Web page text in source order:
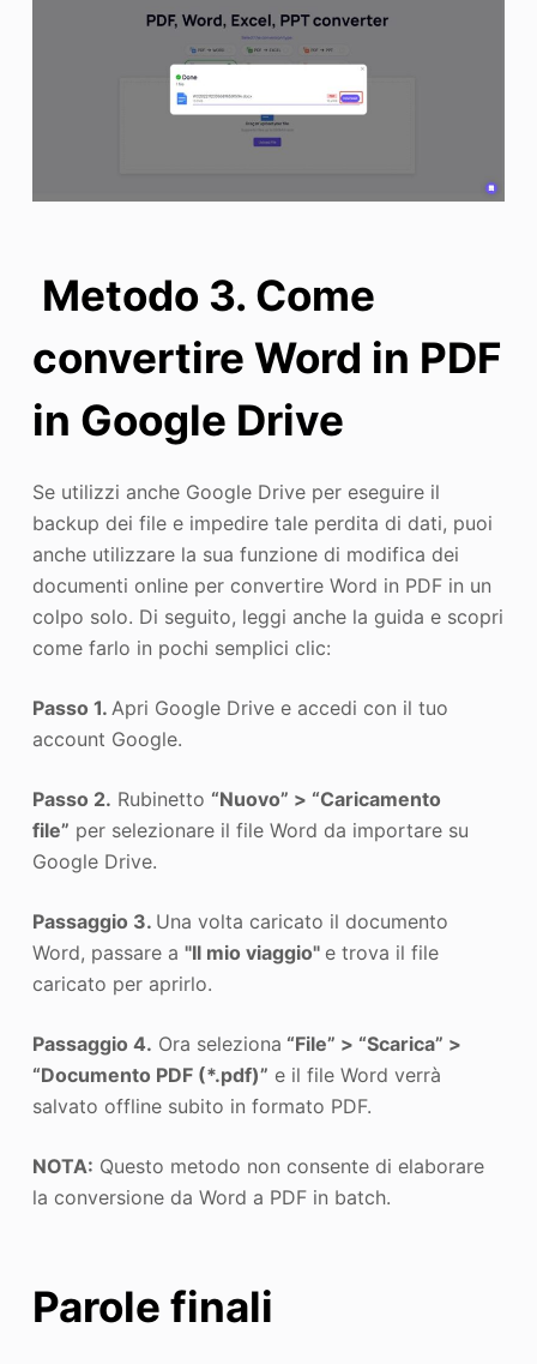
Metodo 3. Come
convertire Word in PDF
in Google Drive
Se utilizzi anche Google Drive per eseguire il
backup dei file e impedire tale perdita di dati, puoi
anche utilizzare la sua funzione di modifica dei
documenti online per convertire Word in PDF in un
colpo solo. Di seguito, leggi anche la guida e scopri
come farlo in pochi semplici clic:
Passo 1. Apri Google Drive e accedi con il tuo
account Google.
Passo 2. Rubinetto “Nuovo” > “Caricamento
file” per selezionare il file Word da importare su
Google Drive.
Passaggio 3. Una volta caricato il documento
Word, passare a "Il mio viaggio" e trova il file
caricato per aprirlo.
Passaggio 4. Ora seleziona “File” > “Scarica” >
“Documento PDF (*.pdf)” e il file Word verrà
salvato offline subito in formato PDF.
NOTA: Questo metodo non consente di elaborare
la conversione da Word a PDF in batch.
Parole finali